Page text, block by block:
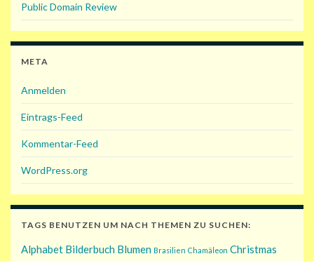
Public Domain Review
META
Anmelden
Eintrags-Feed
Kommentar-Feed
WordPress.org
TAGS BENUTZEN UM NACH THEMEN ZU SUCHEN:
Alphabet Bilderbuch Blumen Brasilien Chamäleon Christmas